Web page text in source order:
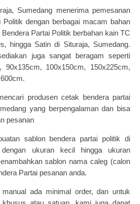
Sumedang menerima pemesanan
Politik dengan berbagai macam bahan
Partai Politik berbahan kain TC
hingga Satin di Situraja, Sumedang.
juga sangat beragam seperti
90x135cm, 100x150cm, 150x225cm,
produsencetak bendera partai
yang berpengalaman dan bisa
pesanan
sablon bendera partai politik di
dengan ukuran kecil hingga ukuran
sablon nama caleg (calon
Partai pesanan anda.
ada minimal order, dan untuk